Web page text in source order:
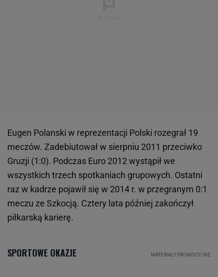
Eugen Polanski w reprezentacji Polski rozegrał 19
meczów. Zadebiutował w sierpniu 2011 przeciwko
Gruzji (1:0). Podczas Euro 2012 wystąpił we
wszystkich trzech spotkaniach grupowych. Ostatni
raz w kadrze pojawił się w 2014 r. w przegranym 0:1
meczu ze Szkocją. Cztery lata później zakończył
piłkarską karierę.